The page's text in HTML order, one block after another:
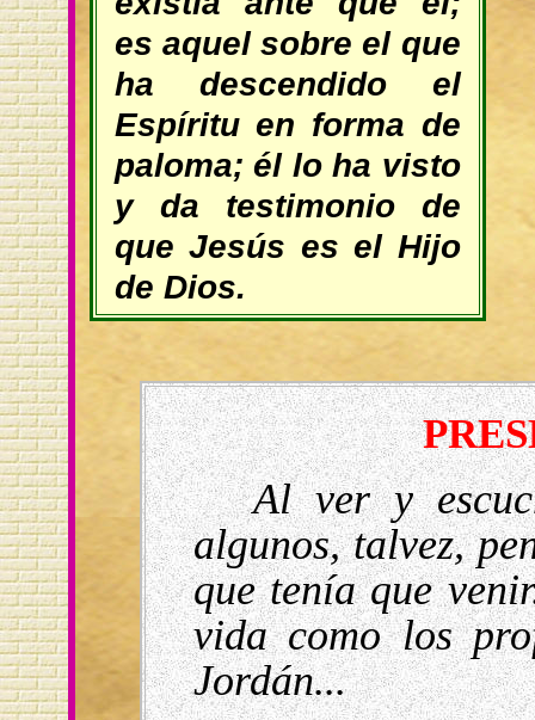
es aquel sobre el que
ha descendido el
Espíritu en forma de
paloma; él lo ha visto
y da testimonio de
que Jesús es el Hijo
de Dios.
Al ver y
algunos, talvez,
que tenía que
vida como los
Jordán...